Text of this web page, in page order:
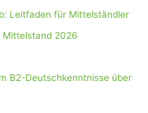
Leitfaden für Mittelständler
Mittelstand 2026
B2-Deutschkenntnisse über